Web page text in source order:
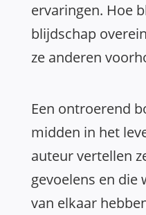
ervaringen. Hoe
blijdschap
ze anderen
Een ontroerend
midden in het
auteur vertellen
gevoelens en die
van elkaar